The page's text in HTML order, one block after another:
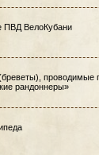
ПВД ВелоКубани
проводимые
рандоннеры»